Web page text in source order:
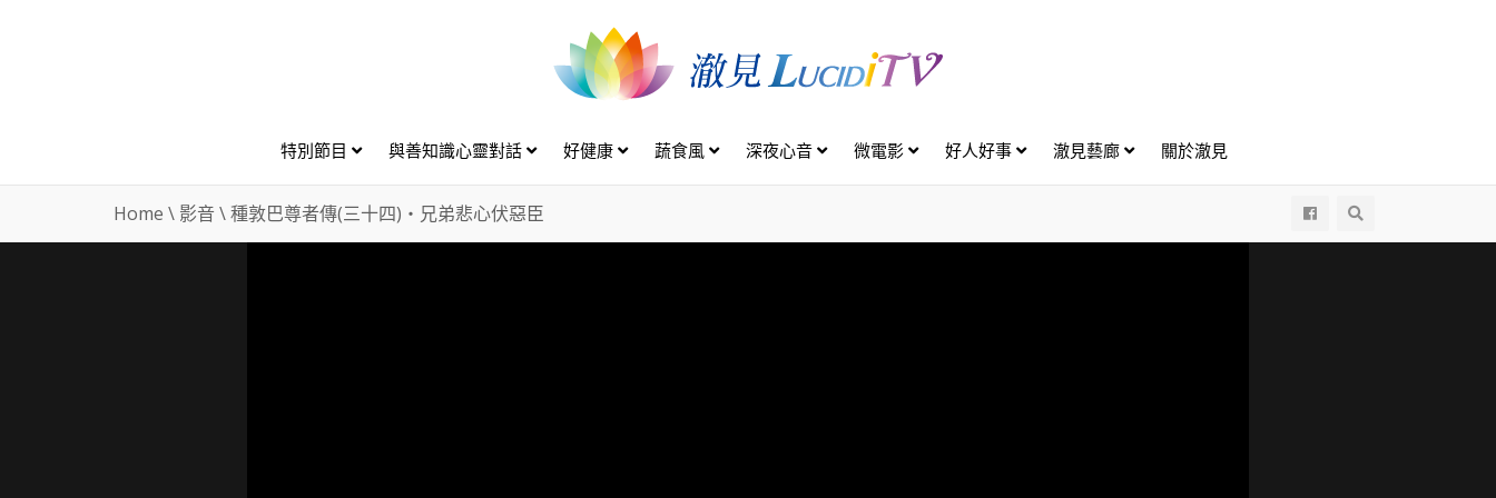
特別節目 與善知識心靈對話 好健康 蔬食風 深夜心音 微電影 好人好事 澈見藝廊 關於澈見
Home \ 影音 \種敦巴尊者傳(三十四)・兄弟悲心伏惡臣